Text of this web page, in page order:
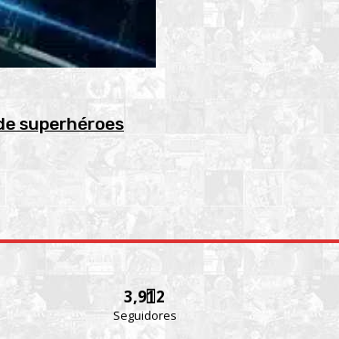
superhéroes
3,912
Seguidores